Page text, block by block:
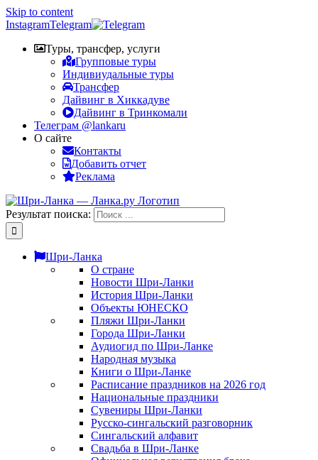
Skip to content
InstagramTelegram
Туры, трансфер, услуги
Групповые туры
Индивиудальные туры
Трансфер
Дайвинг в Хиккадуве
Дайвинг в Тринкомали
Телеграм @lankaru
О сайте
Контакты
Добавить отчет
Реклама
Результат поиска:
Шри-Ланка
О стране
Новости Шри-Ланки
История Шри-Ланки
Объекты ЮНЕСКО
Пляжи Шри-Ланки
Города Шри-Ланки
Аудиогид по Шри-Ланке
Народная музыка
Книги о Шри-Ланке
Расписание праздников на 2026 год
Национальные праздники
Сувениры Шри-Ланки
Русско-сингальский разговорник
Сингальский алфавит
Свадьба в Шри-Ланке